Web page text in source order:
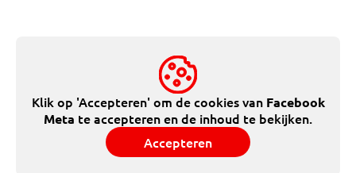
Klik op 'Accepteren' om de cookies van Facebook
Meta te accepteren en de inhoud te bekijken.
Accepteren